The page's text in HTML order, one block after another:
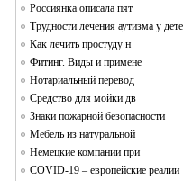
Россиянка описала пят
Трудности лечения аутизма у
Как лечить простуду н
Фитинг. Виды и примене
Нотариальный перевод
Средство для мойки дв
Знаки пожарной безопасности
Мебель из натуральной
Немецкие компании при
COVID-19 – европейские реалии